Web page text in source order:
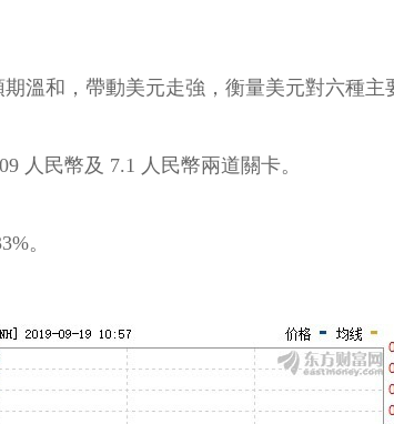
和，帶動美元走強，衡量美元對六種主
人民幣及 7.1 人民幣兩道關卡。
。